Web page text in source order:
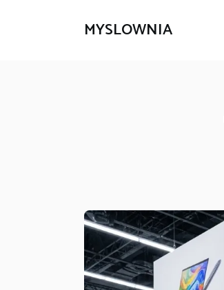
MYSLOWNIA